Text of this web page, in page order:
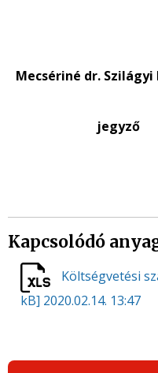
Mecsériné dr.
dr.
Kapcsolódó
Költségvetési
kB] 2020.02.14. 13:47